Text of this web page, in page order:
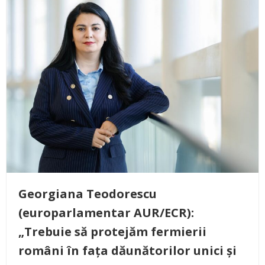
Georgiana Teodorescu
(europarlamentar AUR/ECR):
„Trebuie să protejăm fermierii
români în fața dăunătorilor unici și